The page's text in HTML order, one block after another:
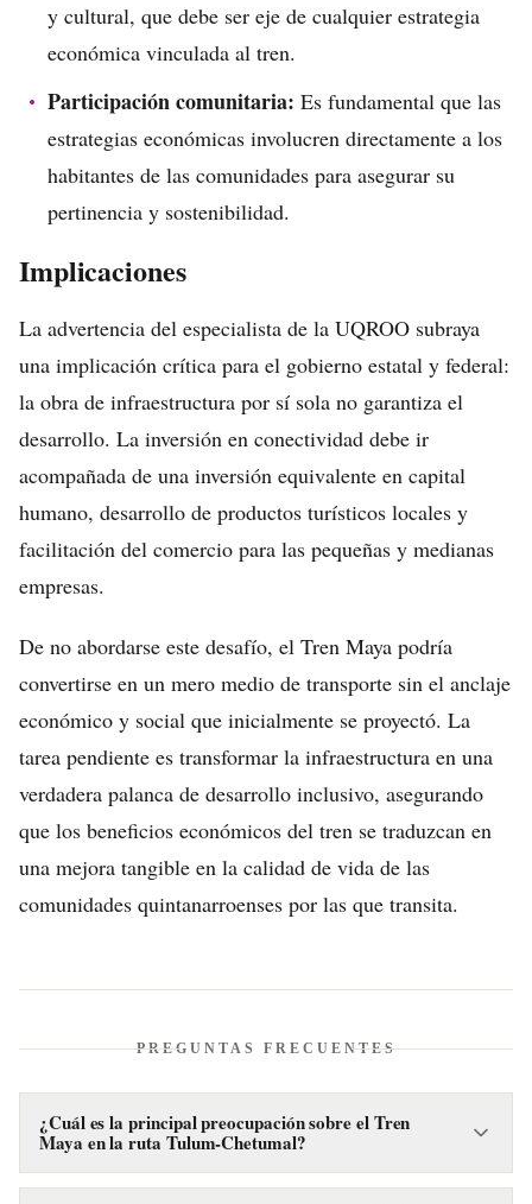
y cultural, que debe ser eje de cualquier estrategia
económica vinculada al tren.
Participación comunitaria: Es fundamental que las
estrategias económicas involucren directamente a los
habitantes de las comunidades para asegurar su
pertinencia y sostenibilidad.
Implicaciones
La advertencia del especialista de la UQROO subraya
una implicación crítica para el gobierno estatal y federal:
la obra de infraestructura por sí sola no garantiza el
desarrollo. La inversión en conectividad debe ir
acompañada de una inversión equivalente en capital
humano, desarrollo de productos turísticos locales y
facilitación del comercio para las pequeñas y medianas
empresas.
De no abordarse este desafío, el Tren Maya podría
convertirse en un mero medio de transporte sin el anclaje
económico y social que inicialmente se proyectó. La
tarea pendiente es transformar la infraestructura en una
verdadera palanca de desarrollo inclusivo, asegurando
que los beneficios económicos del tren se traduzcan en
una mejora tangible en la calidad de vida de las
comunidades quintanarroenses por las que transita.
PREGUNTAS FRECUENTES
¿Cuál es la principal preocupación sobre el Tren
Maya en la ruta Tulum-Chetumal?
La principal preocupación es que, sin una estrategia